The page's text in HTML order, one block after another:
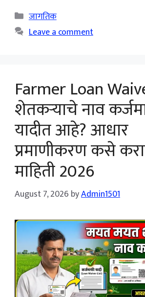
Categories
जागतिक
Leave a comment
Farmer Loan
शेतकऱ्याचे नाव
यादीत आहे? आधार
प्रमाणीकरण कसे
माहिती 2026
August 7, 2026 byAdmin1501